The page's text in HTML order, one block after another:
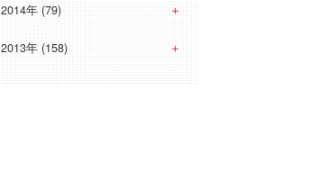
2014年 (79)
2013年 (158)